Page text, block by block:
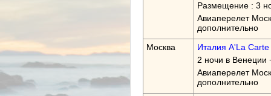
Размещение : 3
Авиаперелет
дополнительно
Москва
Италия A'La
2 ночи в Венеции
Авиаперелет
дополнительно